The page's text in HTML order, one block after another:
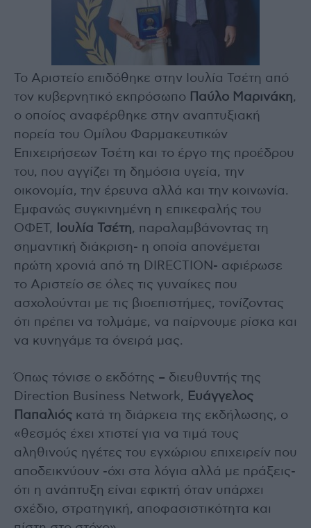
Το Αριστείο επιδόθηκε στην Ιουλία Τσέτη από
τον κυβερνητικό εκπρόσωπο
Παύλο Μαρινάκη,
ο οποίος αναφέρθηκε στην αναπτυξιακή
πορεία του Ομίλου Φαρμακευτικών
Επιχειρήσεων Τσέτη και το έργο της προέδρου
του, που αγγίζει τη δημόσια υγεία, την
οικονομία, την έρευνα αλλά και την κοινωνία.
Εμφανώς συγκινημένη η επικεφαλής του
ΟΦΕΤ,
Ιουλία Τσέτη, παραλαμβάνοντας τη
σημαντική διάκριση- η οποία απονέμεται
πρώτη χρονιά από τη DIRECTION- αφιέρωσε
το Αριστείο σε όλες τις γυναίκες που
ασχολούνται με τις βιοεπιστήμες, τονίζοντας
ότι πρέπει να τολμάμε, να παίρνουμε ρίσκα και
να κυνηγάμε τα όνειρά μας.
Όπως τόνισε ο εκδότης – διευθυντής της
Direction Business Network,
Ευάγγελος
Παπαλιός κατά τη διάρκεια της εκδήλωσης, ο
«θεσμός έχει χτιστεί για να τιμά τους
αληθινούς ηγέτες του εγχώριου επιχειρείν που
αποδεικνύουν -όχι στα λόγια αλλά με πράξεις-
ότι η ανάπτυξη είναι εφικτή όταν υπάρχει
σχέδιο, στρατηγική, αποφασιστικότητα και